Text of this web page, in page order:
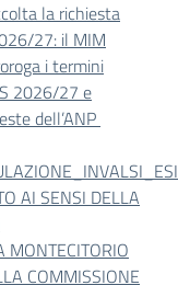
la richiesta
27: il MIM
i termini
2026/27 e
dell’ANP
AI SENSI DELLA
MONTECITORIO
COMMISSIONE